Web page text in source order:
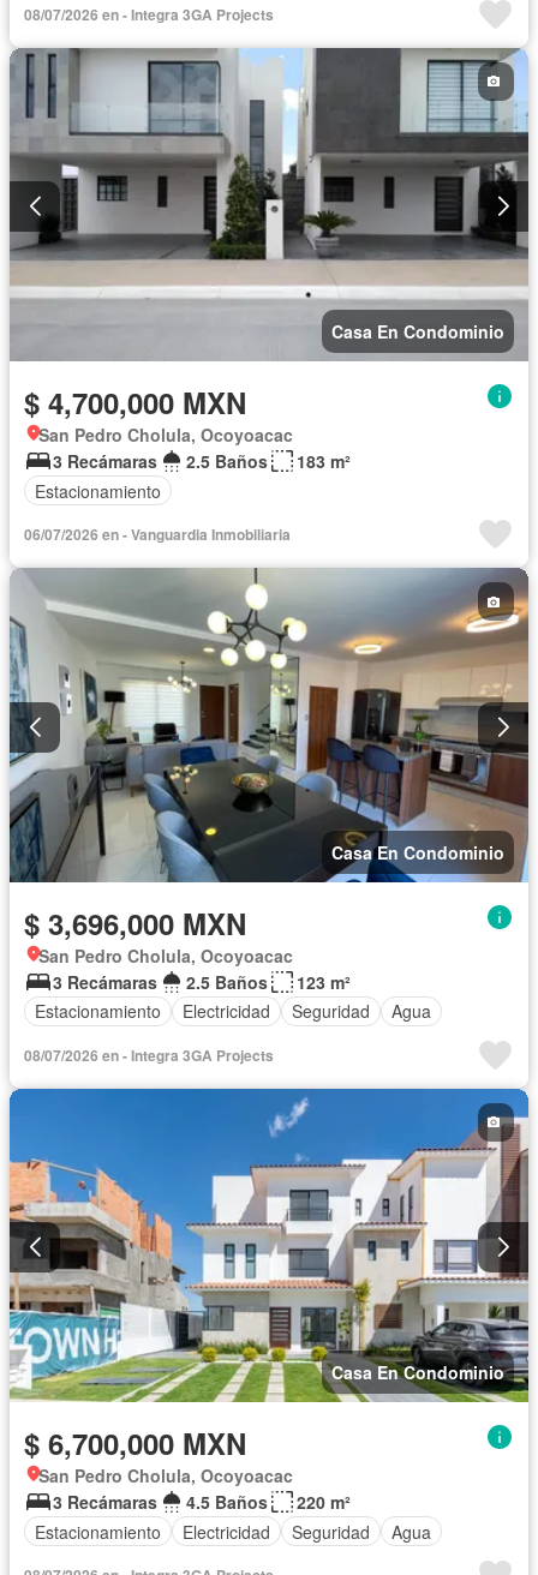
08/07/2026 en - Integra 3GA Projects
Casa En Condominio
$ 4,700,000 MXN
San Pedro Cholula, Ocoyoacac
3 Recámaras
2.5 Baños
183 m²
Estacionamiento
06/07/2026 en - Vanguardia Inmobiliaria
Casa En Condominio
$ 3,696,000 MXN
San Pedro Cholula, Ocoyoacac
3 Recámaras
2.5 Baños
123 m²
Estacionamiento
Electricidad Seguridad Agua
08/07/2026 en - Integra 3GA Projects
Casa En Condominio
$ 6,700,000 MXN
San Pedro Cholula, Ocoyoacac
3 Recámaras
4.5 Baños
220 m²
Estacionamiento
Electricidad Seguridad Agua